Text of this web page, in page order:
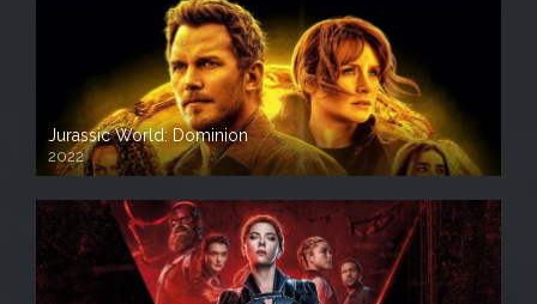
Jurassic World: Dominion
2022